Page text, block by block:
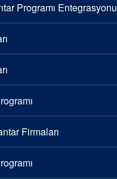
Programı Entegrasyonu
Firmaları